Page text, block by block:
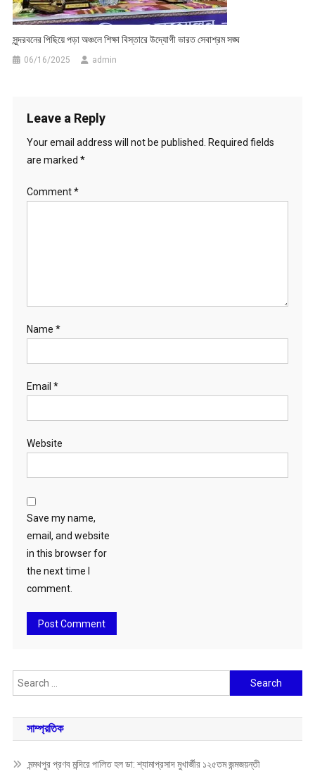
সুন্দরবনের পিছিয়ে পড়া অঞ্চলে শিক্ষা বিস্তারে উদ্যোগী ভারত সেবাশ্রম সঙ্ঘ
06/16/2025 admin
Leave a Reply
Your email address will not be published.
Required fields
are marked *
Comment*
Name *
Email *
Website
Save my name,
email, and website
in this browser for
the next time I
comment.
Search
for:
সাম্প্রতিক
মন্মথপুর প্রণব মন্দিরে পালিত হল ডা: শ্যামাপ্রসাদ মুখার্জীর ১২৫তম জন্মজয়ন্তী